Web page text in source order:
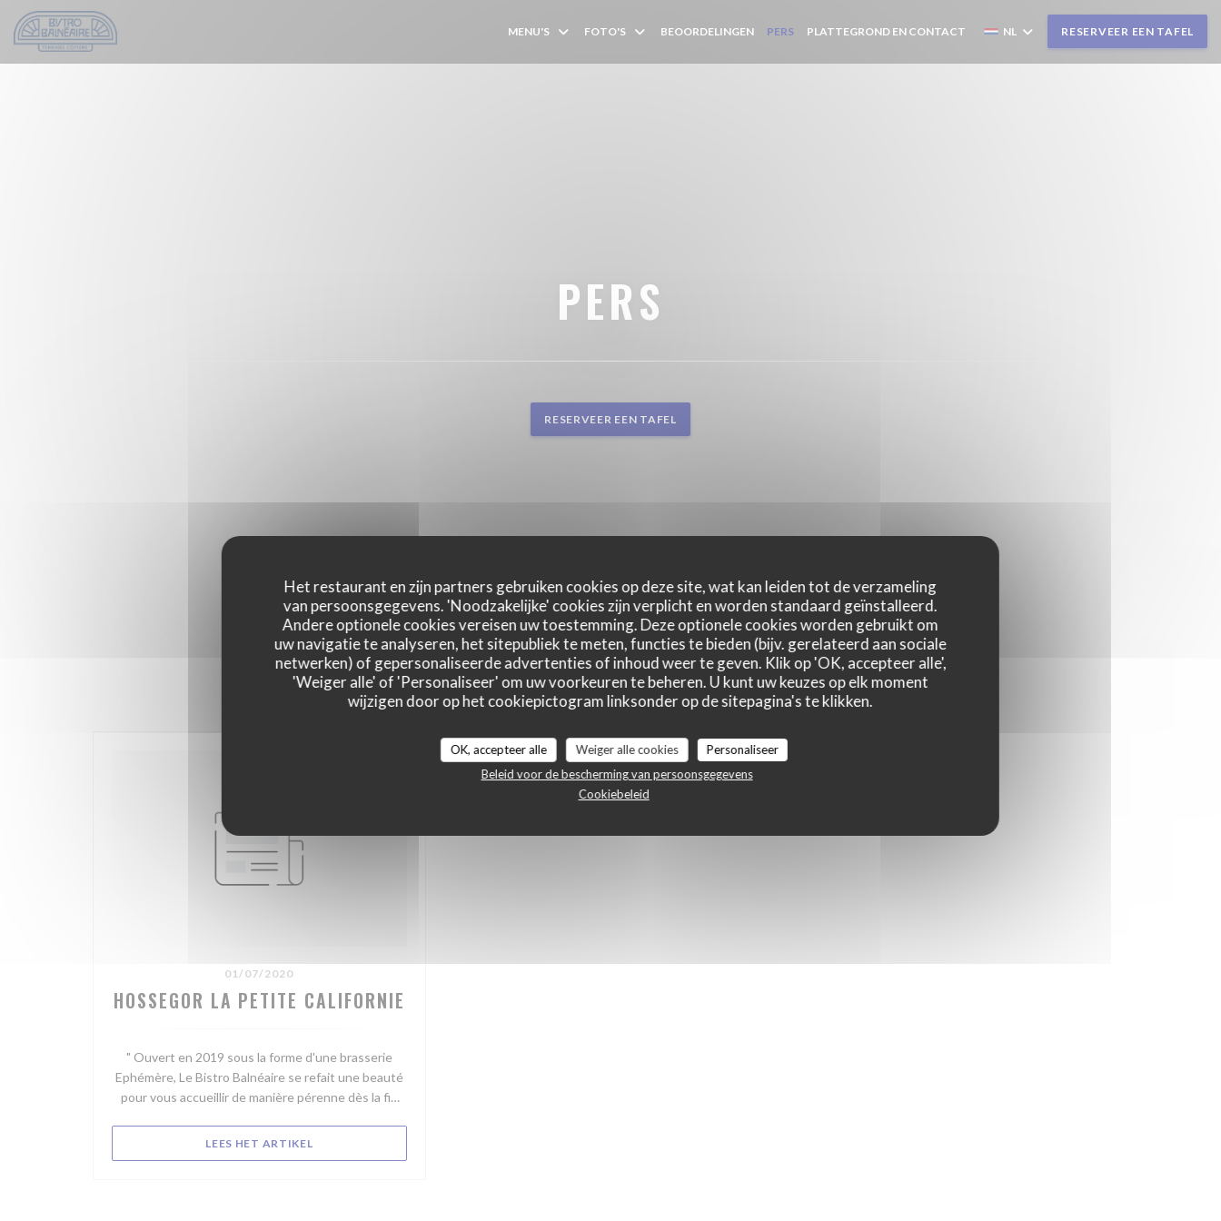
Cookies beheer paneel
Het restaurant en zijn partners gebruiken cookies op deze site, wat kan leiden tot de verzameling
van persoonsgegevens. 'Noodzakelijke' cookies zijn verplicht en worden standaard geïnstalleerd.
Andere optionele cookies vereisen uw toestemming. Deze optionele cookies worden gebruikt om
uw navigatie te analyseren, het sitepubliek te meten, functies te bieden (bijv. gerelateerd aan sociale
netwerken) of gepersonaliseerde advertenties of inhoud weer te geven. Klik op 'OK, accepteer alle',
'Weiger alle' of 'Personaliseer' om uw voorkeuren te beheren. U kunt uw keuzes op elk moment
wijzigen door op het cookiepictogram linksonder op de sitepagina's te klikken.
OK, accepteer alle Weiger alle cookies
Personaliseer
Beleid voor de bescherming van persoonsgegevens
Cookiebeleid
MENU'S FOTO'S BEOORDELINGEN PERS PLATTEGROND EN CONTACT NL RESERVEER EEN TAFEL
PERS
RESERVEER EEN TAFEL
01/07/2020
HOSSEGOR LA PETITE CALIFORNIE
" Ouvert en 2019 sous la forme d'une brasserie
Ephémère, Le Bistro Balnéaire se refait une beauté
pour vous accueillir de manière pérenne dès la fin
Basco Landaise, disposera d'une salle à l'étage et
d'une terrasse avec une vue panoramique sur le lac.
LEES HET ARTIKEL((OPENT IN EEN NIEUW VENSTER))